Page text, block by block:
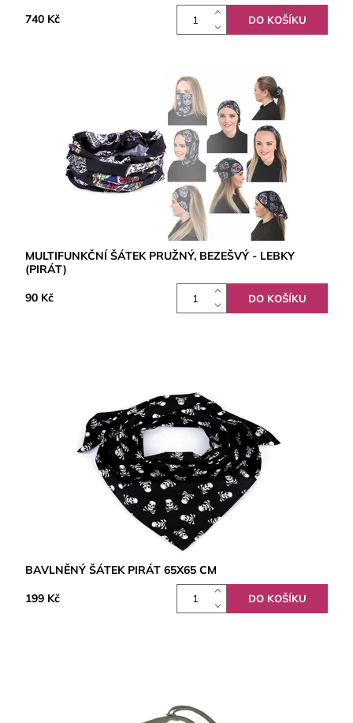
740 Kč
MULTIFUNKČNÍ ŠÁTEK PRUŽNÝ, BEZEŠVÝ - LEBKY
(PIRÁT)
90 Kč
BAVLNĚNÝ ŠÁTEK PIRÁT 65X65 CM
199 Kč